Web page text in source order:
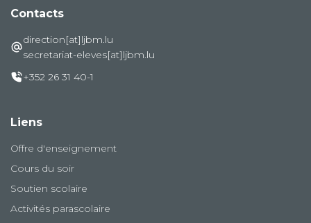
Contacts
direction[at]ljbm.lu
secretariat-eleves[at]ljbm.lu
+352 26 31 40-1
Liens
Offre d'enseignement
Cours du soir
Soutien scolaire
Activités parascolaire